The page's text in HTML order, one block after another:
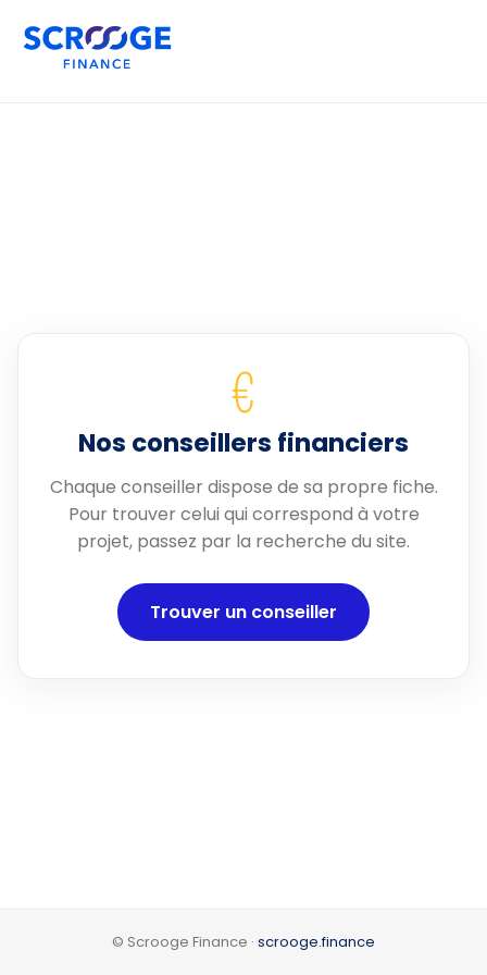
€
Nos conseillers financiers
Chaque conseiller dispose de sa propre fiche.
Pour trouver celui qui correspond à votre
projet, passez par la recherche du site.
Trouver un conseiller
© Scrooge Finance · scrooge.finance